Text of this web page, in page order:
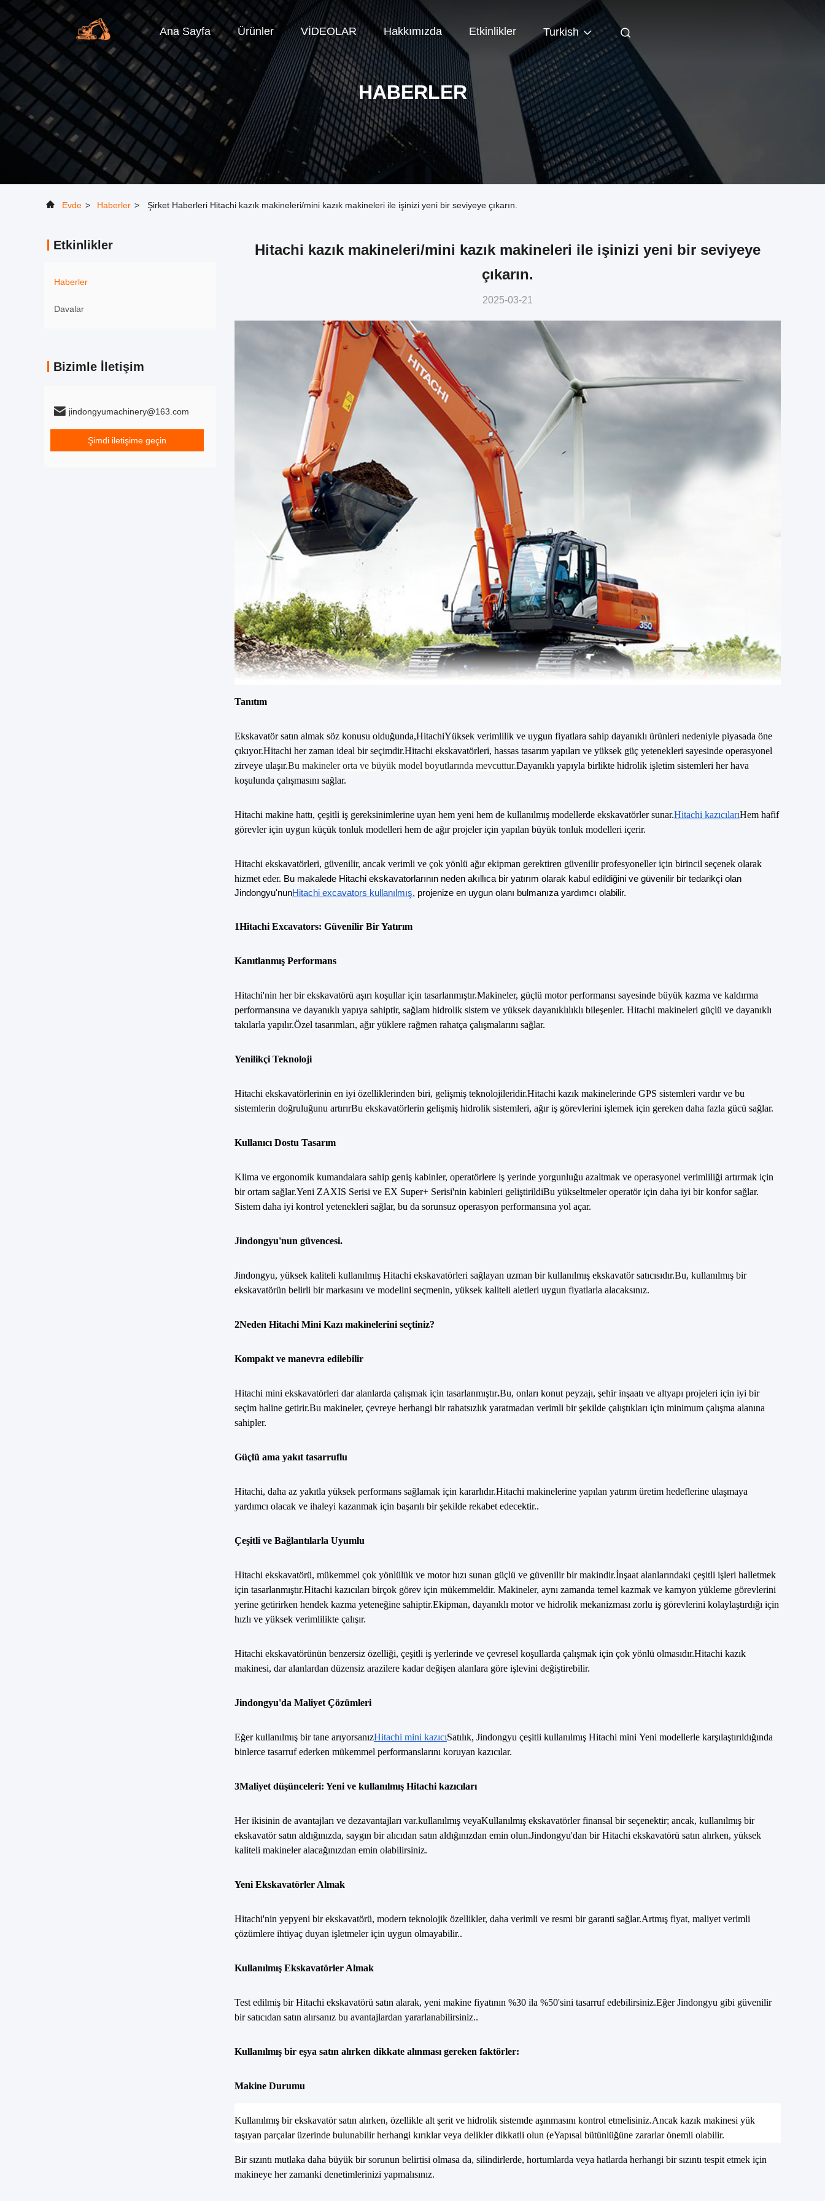
Ana Sayfa Ürünler VİDEOLAR Hakkımızda Etkinlikler Turkish
HABERLER
Evde > Haberler > Şirket Haberleri Hitachi kazık makineleri/mini kazık makineleri ile işinizi yeni bir seviyeye çıkarın.
Etkinlikler
Haberler
Davalar
Bizimle İletişim
jindongyumachinery@163.com
Şimdi iletişime geçin
Hitachi kazık makineleri/mini kazık makineleri ile işinizi yeni bir seviyeye
çıkarın.
2025-03-21
Tanıtım
Ekskavatör satın almak söz konusu olduğunda,HitachiYüksek verimlilik ve uygun fiyatlara sahip dayanıklı ürünleri nedeniyle piyasada öne
çıkıyor.Hitachi her zaman ideal bir seçimdir.Hitachi ekskavatörleri, hassas tasarım yapıları ve yüksek güç yetenekleri sayesinde operasyonel
zirveye ulaşır.Bu makineler orta ve büyük model boyutlarında mevcuttur.Dayanıklı yapıyla birlikte hidrolik işletim sistemleri her hava
koşulunda çalışmasını sağlar.
Hitachi makine hattı, çeşitli iş gereksinimlerine uyan hem yeni hem de kullanılmış modellerde ekskavatörler sunar.Hitachi kazıcılarıHem hafif
görevler için uygun küçük tonluk modelleri hem de ağır projeler için yapılan büyük tonluk modelleri içerir.
Hitachi ekskavatörleri, güvenilir, ancak verimli ve çok yönlü ağır ekipman gerektiren güvenilir profesyoneller için birincil seçenek olarak
hizmet eder. Bu makalede Hitachi ekskavatorlarının neden akıllıca bir yatırım olarak kabul edildiğini ve güvenilir bir tedarikçi olan
Jindongyu'nunHitachi excavators kullanılmış, projenize en uygun olanı bulmanıza yardımcı olabilir.
1Hitachi Excavators: Güvenilir Bir Yatırım
Kanıtlanmış Performans
Hitachi'nin her bir ekskavatörü aşırı koşullar için tasarlanmıştır.Makineler, güçlü motor performansı sayesinde büyük kazma ve kaldırma
performansına ve dayanıklı yapıya sahiptir, sağlam hidrolik sistem ve yüksek dayanıklılıklı bileşenler. Hitachi makineleri güçlü ve dayanıklı
takılarla yapılır.Özel tasarımları, ağır yüklere rağmen rahatça çalışmalarını sağlar.
Yenilikçi Teknoloji
Hitachi ekskavatörlerinin en iyi özelliklerinden biri, gelişmiş teknolojileridir.Hitachi kazık makinelerinde GPS sistemleri vardır ve bu
sistemlerin doğruluğunu artırırBu ekskavatörlerin gelişmiş hidrolik sistemleri, ağır iş görevlerini işlemek için gereken daha fazla gücü sağlar.
Kullanıcı Dostu Tasarım
Klima ve ergonomik kumandalara sahip geniş kabinler, operatörlere iş yerinde yorgunluğu azaltmak ve operasyonel verimliliği artırmak için
bir ortam sağlar.Yeni ZAXIS Serisi ve EX Super+ Serisi'nin kabinleri geliştirildiBu yükseltmeler operatör için daha iyi bir konfor sağlar.
Sistem daha iyi kontrol yetenekleri sağlar, bu da sorunsuz operasyon performansına yol açar.
Jindongyu'nun güvencesi.
Jindongyu, yüksek kaliteli kullanılmış Hitachi ekskavatörleri sağlayan uzman bir kullanılmış ekskavatör satıcısıdır.Bu, kullanılmış bir
ekskavatörün belirli bir markasını ve modelini seçmenin, yüksek kaliteli aletleri uygun fiyatlarla alacaksınız.
2Neden Hitachi Mini Kazı makinelerini seçtiniz?
Kompakt ve manevra edilebilir
Hitachi mini ekskavatörleri dar alanlarda çalışmak için tasarlanmıştır.Bu, onları konut peyzajı, şehir inşaatı ve altyapı projeleri için iyi bir
seçim haline getirir.Bu makineler, çevreye herhangi bir rahatsızlık yaratmadan verimli bir şekilde çalıştıkları için minimum çalışma alanına
sahipler.
Güçlü ama yakıt tasarruflu
Hitachi, daha az yakıtla yüksek performans sağlamak için kararlıdır.Hitachi makinelerine yapılan yatırım üretim hedeflerine ulaşmaya
yardımcı olacak ve ihaleyi kazanmak için başarılı bir şekilde rekabet edecektir..
Çeşitli ve Bağlantılarla Uyumlu
Hitachi ekskavatörü, mükemmel çok yönlülük ve motor hızı sunan güçlü ve güvenilir bir makindir.İnşaat alanlarındaki çeşitli işleri halletmek
için tasarlanmıştır.Hitachi kazıcıları birçok görev için mükemmeldir. Makineler, aynı zamanda temel kazmak ve kamyon yükleme görevlerini
yerine getirirken hendek kazma yeteneğine sahiptir.Ekipman, dayanıklı motor ve hidrolik mekanizması zorlu iş görevlerini kolaylaştırdığı için
hızlı ve yüksek verimlilikte çalışır.
Hitachi ekskavatörünün benzersiz özelliği, çeşitli iş yerlerinde ve çevresel koşullarda çalışmak için çok yönlü olmasıdır.Hitachi kazık
makinesi, dar alanlardan düzensiz arazilere kadar değişen alanlara göre işlevini değiştirebilir.
Jindongyu'da Maliyet Çözümleri
Eğer kullanılmış bir tane arıyorsanızHitachi mini kazıcıSatılık, Jindongyu çeşitli kullanılmış Hitachi mini Yeni modellerle karşılaştırıldığında
binlerce tasarruf ederken mükemmel performanslarını koruyan kazıcılar.
3Maliyet düşünceleri: Yeni ve kullanılmış Hitachi kazıcıları
Her ikisinin de avantajları ve dezavantajları var.kullanılmış veyaKullanılmış ekskavatörler finansal bir seçenektir; ancak, kullanılmış bir
ekskavatör satın aldığınızda, saygın bir alıcıdan satın aldığınızdan emin olun.Jindongyu'dan bir Hitachi ekskavatörü satın alırken, yüksek
kaliteli makineler alacağınızdan emin olabilirsiniz.
Yeni Ekskavatörler Almak
Hitachi'nin yepyeni bir ekskavatörü, modern teknolojik özellikler, daha verimli ve resmi bir garanti sağlar.Artmış fiyat, maliyet verimli
çözümlere ihtiyaç duyan işletmeler için uygun olmayabilir..
Kullanılmış Ekskavatörler Almak
Test edilmiş bir Hitachi ekskavatörü satın alarak, yeni makine fiyatının %30 ila %50'sini tasarruf edebilirsiniz.Eğer Jindongyu gibi güvenilir
bir satıcıdan satın alırsanız bu avantajlardan yararlanabilirsiniz..
Kullanılmış bir eşya satın alırken dikkate alınması gereken faktörler:
Makine Durumu
Kullanılmış bir ekskavatör satın alırken, özellikle alt şerit ve hidrolik sistemde aşınmasını kontrol etmelisiniz.Ancak kazık makinesi yük
taşıyan parçalar üzerinde bulunabilir herhangi kırıklar veya delikler dikkatli olun (eYapısal bütünlüğüne zararlar önemli olabilir.
Bir sızıntı mutlaka daha büyük bir sorunun belirtisi olmasa da, silindirlerde, hortumlarda veya hatlarda herhangi bir sızıntı tespit etmek için
makineye her zamanki denetimlerinizi yapmalısınız.